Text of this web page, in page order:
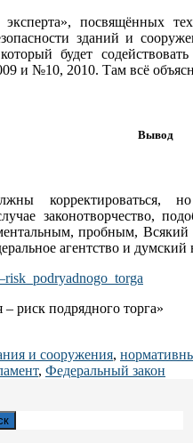
посвящённых
зданий и
будет
и №10, 2010. Там всё
Вывод
корректироваться,
законотворчество,
пробным,
агентство и думский
риск подрядного торга»
и сооружения,
, Федеральный закон